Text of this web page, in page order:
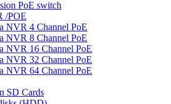
PoE switch
/POE
NVR 4 Channel PoE
NVR 8 Channel PoE
NVR 16 Channel PoE
NVR 32 Channel PoE
NVR 64 Channel PoE
SD Cards